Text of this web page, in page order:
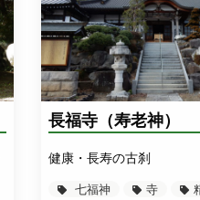
長福寺（寿老神）
健康・長寿の古刹
七福神 寺